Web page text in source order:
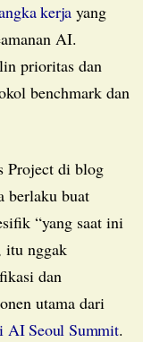
kerja yang
AI.
prioritas dan
benchmark dan
berlaku buat
“yang saat ini
itu nggak
dan
utama dari
AI Seoul Summit.